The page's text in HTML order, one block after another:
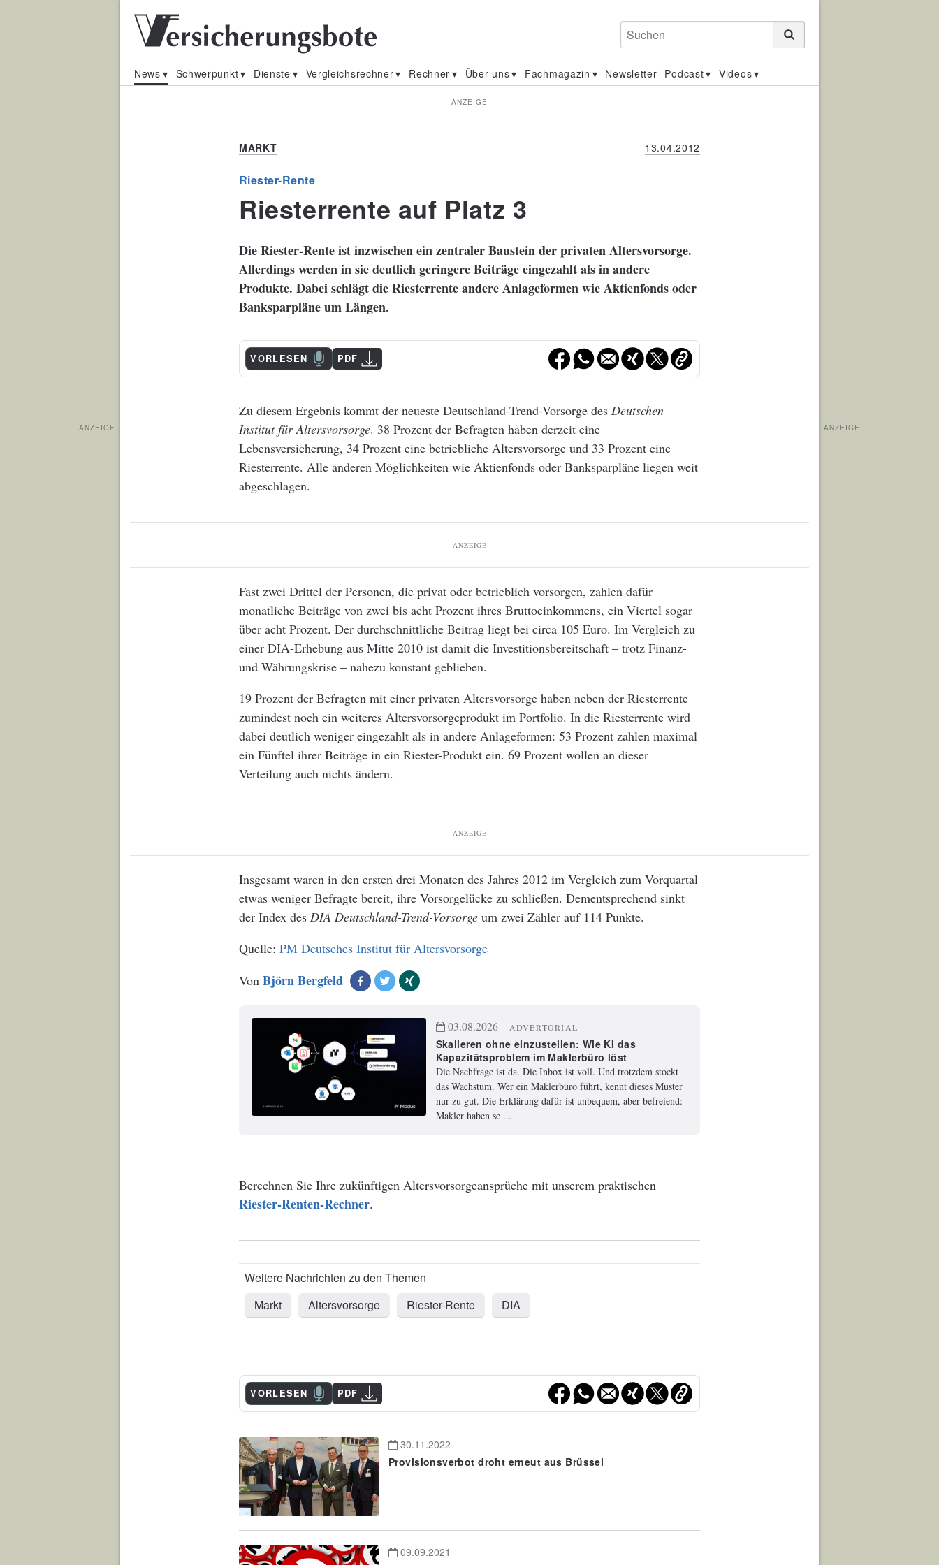
Suchen
News Schwerpunkt Dienste Vergleichsrechner Rechner Über uns Fachmagazin Newsletter Podcast Videos
ANZEIGE
MARKT 13.04.2012
Riester-Rente
Riesterrente auf Platz 3
Die Riester-Rente ist inzwischen ein zentraler Baustein der privaten Altersvorsorge.
Allerdings werden in sie deutlich geringere Beiträge eingezahlt als in andere
Produkte. Dabei schlägt die Riesterrente andere Anlageformen wie Aktienfonds oder
Banksparpläne um Längen.
VORLESEN PDF
Zu diesem Ergebnis kommt der neueste Deutschland-Trend-Vorsorge des Deutschen
Institut für Altersvorsorge. 38 Prozent der Befragten haben derzeit eine
Lebensversicherung, 34 Prozent eine betriebliche Altersvorsorge und 33 Prozent eine
Riesterrente. Alle anderen Möglichkeiten wie Aktienfonds oder Banksparpläne liegen weit
abgeschlagen.
ANZEIGE
Fast zwei Drittel der Personen, die privat oder betrieblich vorsorgen, zahlen dafür
monatliche Beiträge von zwei bis acht Prozent ihres Bruttoeinkommens, ein Viertel sogar
über acht Prozent. Der durchschnittliche Beitrag liegt bei circa 105 Euro. Im Vergleich zu
einer DIA-Erhebung aus Mitte 2010 ist damit die Investitionsbereitschaft – trotz Finanz-
und Währungskrise – nahezu konstant geblieben.
19 Prozent der Befragten mit einer privaten Altersvorsorge haben neben der Riesterrente
zumindest noch ein weiteres Altersvorsorgeprodukt im Portfolio. In die Riesterrente wird
dabei deutlich weniger eingezahlt als in andere Anlageformen: 53 Prozent zahlen maximal
ein Fünftel ihrer Beiträge in ein Riester-Produkt ein. 69 Prozent wollen an dieser
Verteilung auch nichts ändern.
ANZEIGE
Insgesamt waren in den ersten drei Monaten des Jahres 2012 im Vergleich zum Vorquartal
etwas weniger Befragte bereit, ihre Vorsorgelücke zu schließen. Dementsprechend sinkt
der Index des DIA Deutschland-Trend-Vorsorge um zwei Zähler auf 114 Punkte.
PM Deutsches Institut für Altersvorsorge
Von Björn Bergfeld
03.08.2026 ADVERTORIAL
Skalieren ohne einzustellen: Wie KI das
Kapazitätsproblem im Maklerbüro löst
Die Nachfrage ist da. Die Inbox ist voll. Und trotzdem stockt
das Wachstum. Wer ein Maklerbüro führt, kennt dieses Muster
nur zu gut. Die Erklärung dafür ist unbequem, aber befreiend:
Makler haben se ...
Berechnen Sie Ihre zukünftigen Altersvorsorgeansprüche mit unserem praktischen
Riester-Renten-Rechner.
Markt Altersvorsorge Riester-Rente DIA
VORLESEN PDF
30.11.2022
Provisionsverbot droht erneut aus Brüssel
09.09.2021
ANZEIGE ANZEIGE